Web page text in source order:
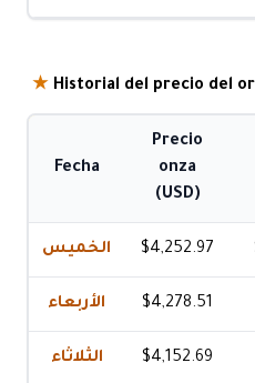
★ Historial del precio del
Fecha
Precio
onza
(USD)
الخميس $4,252.97
الأربعاء $4,278.51
الثلاثاء $4,152.69